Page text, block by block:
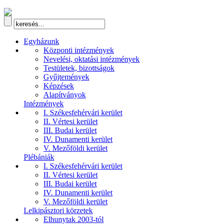
Egyházunk
Központi intézmények
Nevelési, oktatási intézmények
Testületek, bizottságok
Gyűjtemények
Képzések
Alapítványok
Intézmények
I. Székesfehérvári kerület
II. Vértesi kerület
III. Budai kerület
IV. Dunamenti kerület
V. Mezőföldi kerület
Plébániák
I. Székesfehérvári kerület
II. Vértesi kerület
III. Budai kerület
IV. Dunamenti kerület
V. Mezőföldi kerület
Lelkipásztori körzetek
Elhunytak 2003-tól